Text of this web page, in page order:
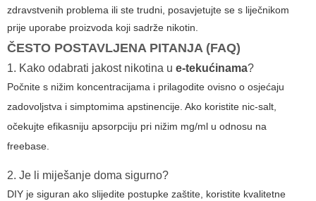
zdravstvenih problema ili ste trudni, posavjetujte se s liječnikom
prije uporabe proizvoda koji sadrže nikotin.
ČESTO POSTAVLJENA PITANJA (FAQ)
1. Kako odabrati jakost nikotina u e-tekućinama?
Počnite s nižim koncentracijama i prilagodite ovisno o osjećaju
zadovoljstva i simptomima apstinencije. Ako koristite nic-salt,
očekujte efikasniju apsorpciju pri nižim mg/ml u odnosu na
freebase.
2. Je li miješanje doma sigurno?
DIY je siguran ako slijedite postupke zaštite, koristite kvalitetne